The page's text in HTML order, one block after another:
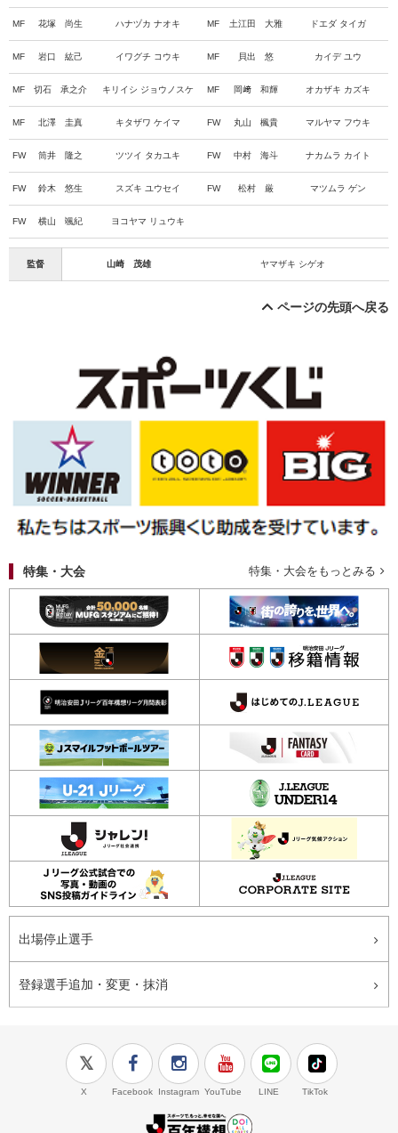
MF 花塚 尚生 ハナヅカ ナオキ MF 土江田 大雅 ドエダ タイガ
MF 岩口 紘己 イワグチ コウキ MF 貝出 悠 カイデ ユウ
MF 切石 承之介 キリイシ ジョウノスケ MF 岡﨑 和輝 オカザキ カズキ
MF 北澤 圭真 キタザワ ケイマ FW 丸山 楓貴 マルヤマ フウキ
FW 筒井 隆之 ツツイ タカユキ FW 中村 海斗 ナカムラ カイト
FW 鈴木 悠生 スズキ ユウセイ FW 松村 厳 マツムラ ゲン
FW 横山 颯紀 ヨコヤマ リュウキ
監督 山崎 茂雄 ヤマザキ シゲオ
ページの先頭へ戻る
特集・大会 特集・大会をもっとみる
出場停止選手
登録選手追加・変更・抹消
X Facebook Instagram YouTube LINE TikTok